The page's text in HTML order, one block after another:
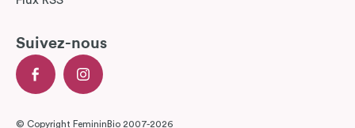
Suivez-nous
© Copyright FemininBio 2007-2026